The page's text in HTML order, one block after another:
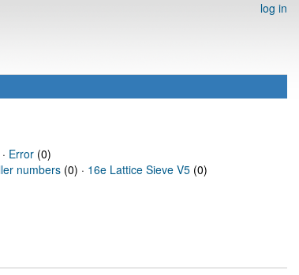
log in
Error(0)
numbers (0) · 16e Lattice Sieve V5 (0)